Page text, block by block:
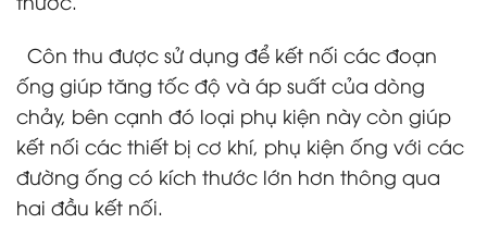
Côn thu được sử dụng để kết nối các đoạn
ống giúp tăng tốc độ và áp suất của dòng
chảy, bên cạnh đó loại phụ kiện này còn giúp
kết nối các thiết bị cơ khí, phụ kiện ống với các
đường ống có kích thước lớn hơn thông qua
hai đầu kết nối.